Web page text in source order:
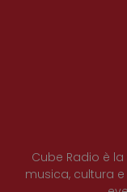
Cube Radio è
musica, cultura